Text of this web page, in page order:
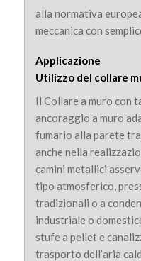
alla normativa
meccanica con
Applicazione
Utilizzo del collare
Il Collare a muro con
ancoraggio a muro
fumario alla parete
anche nella
camini metallici
tipo atmosferico,
tradizionali o a
industriale o
stufe a pellet e
trasporto dell’aria